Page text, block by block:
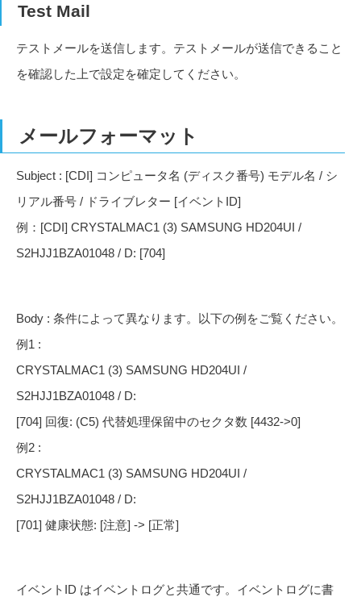
Test Mail
テストメールを送信します。テストメールが送信できること
を確認した上で設定を確定してください。
メールフォーマット
Subject : [CDI] コンピュータ名 (ディスク番号) モデル名 / シ
リアル番号 / ドライブレター [イベントID]
例：[CDI] CRYSTALMAC1 (3) SAMSUNG HD204UI /
S2HJJ1BZA01048 / D: [704]
Body : 条件によって異なります。以下の例をご覧ください。
例1 :
CRYSTALMAC1 (3) SAMSUNG HD204UI /
S2HJJ1BZA01048 / D:
[704] 回復: (C5) 代替処理保留中のセクタ数 [4432->0]
例2 :
CRYSTALMAC1 (3) SAMSUNG HD204UI /
S2HJJ1BZA01048 / D:
[701] 健康状態: [注意] -> [正常]
イベントID はイベントログと共通です。イベントログに書